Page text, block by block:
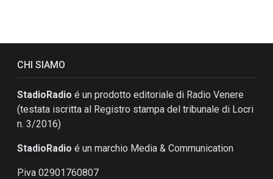
CHI SIAMO
StadioRadio é un prodotto editoriale di Radio Venere
(testata iscritta al Registro stampa del tribunale di Locri
n. 3/2016)
StadioRadio é un marchio Media & Communication
P.iva 02901760807